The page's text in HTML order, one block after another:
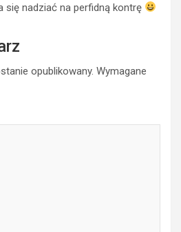
się nadziać na perfidną kontrę
opublikowany. Wymagane